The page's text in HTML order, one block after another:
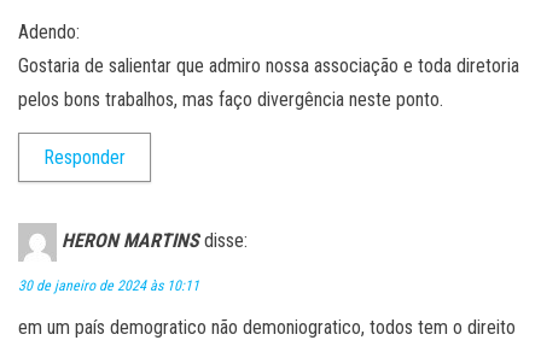
Adendo:
Gostaria de salientar que admiro nossa associação e toda diretoria
pelos bons trabalhos, mas faço divergência neste ponto.
Responder
HERON MARTINS disse:
30 de janeiro de 2024 às 10:11
em um país demogratico não demoniogratico, todos tem o direito